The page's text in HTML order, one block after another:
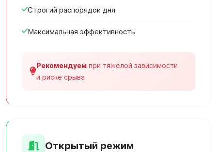
Строгий распорядок дня
Максимальная эффективность
Рекомендуем при тяжёлой зависимости
и риске срыва
Открытый режим